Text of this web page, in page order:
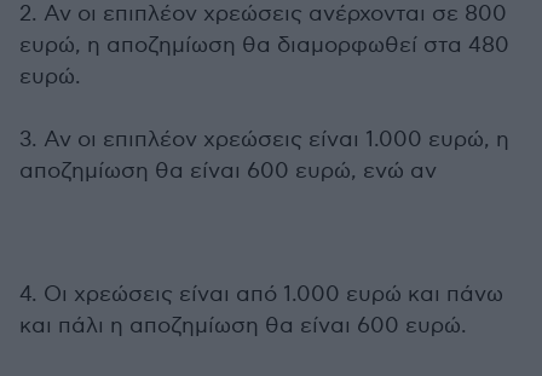
2. Αν οι επιπλέον χρεώσεις ανέρχονται σε 800
ευρώ, η αποζημίωση θα διαμορφωθεί στα 480
ευρώ.
3. Αν οι επιπλέον χρεώσεις είναι 1.000 ευρώ, η
αποζημίωση θα είναι 600 ευρώ, ενώ αν
4. Οι χρεώσεις είναι από 1.000 ευρώ και πάνω
και πάλι η αποζημίωση θα είναι 600 ευρώ.